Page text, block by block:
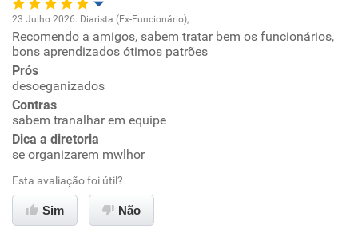
Não recomenda a diretoria
Oportunidade de promoção
Ambiente de trabalho
Conciliação com a vida familiar
Benefícios
Recomenda esta empresa
Recomenda a diretoria
23 Julho 2026. Diarista (Ex-Funcionário),
Recomendo a amigos, sabem tratar bem os funcionários,
bons aprendizados ótimos patrões
Prós
desoeganizados
Contras
sabem tranalhar em equipe
Dica a diretoria
se organizarem mwlhor
Esta avaliação foi útil?
Sim Não